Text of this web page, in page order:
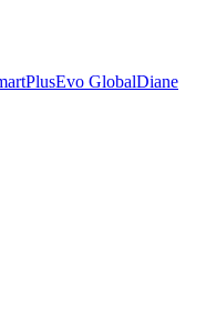
Evo GlobalDiane